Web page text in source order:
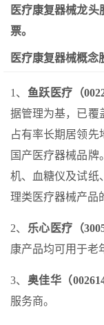
医疗康复器械龙
票。
医疗康复器械概念
1、 鱼跃医疗（
据管理为基，已覆
占有率长期居领先
国产医疗器械品牌
机、血糖仪及试纸
理类医疗器械产品
2、 乐心医疗（
康产品均可用于老
3、 奥佳华（002614
服务商。